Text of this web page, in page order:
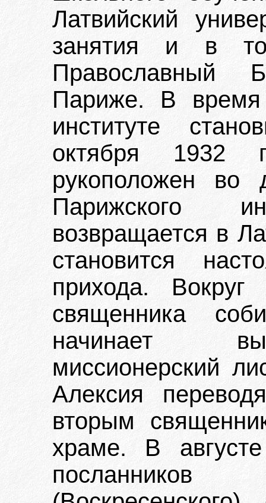
Латвийский
занятия и в
Православный
Париже. В время
институте
октября 1932
рукоположен во
Парижского
возвращается в
становится
прихода. Вокруг
священника
начинает
миссионерский
Алексия
вторым
храме. В
посланников